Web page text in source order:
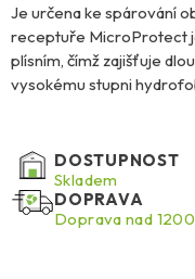
Je určena ke spárování
receptuře MicroProtect
plísním, čímž zajišťuje
vysokému stupni
kapky vody na povrchu
bytové, veřejné i
kritické podklady, jako
DOSTUPNOST
Skladem
DOPRAVA
Doprava nad